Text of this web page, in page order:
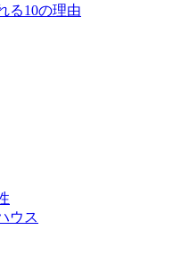
る10の理由
ウス